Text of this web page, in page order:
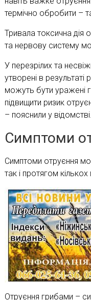
термічно обробити –
Тривала токсична дія
та нервову систему
У перезрілих та
утворені в результаті
можуть бути уражені
підвищити ризик
– пояснили у відомстві.
Симптоми
Симптоми отруєння
так і протягом
Отруєння грибами –